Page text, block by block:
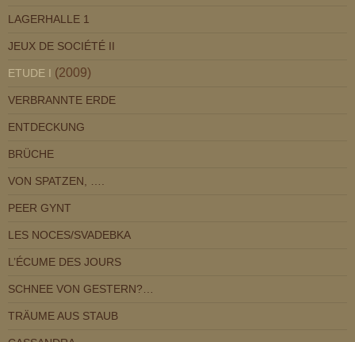
LAGERHALLE 1
JEUX DE SOCIÉTÉ II
ETUDE I (2009)
VERBRANNTE ERDE
ENTDECKUNG
BRÜCHE
VON SPATZEN, ….
PEER GYNT
LES NOCES/SVADEBKA
L’ÉCUME DES JOURS
SCHNEE VON GESTERN?…
TRÄUME AUS STAUB